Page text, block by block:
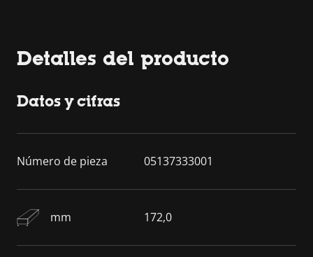
Detalles del producto
Datos y cifras
Número de pieza 05137333001
mm 172,0